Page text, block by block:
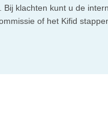
klachten kunt u de
of het Kifid